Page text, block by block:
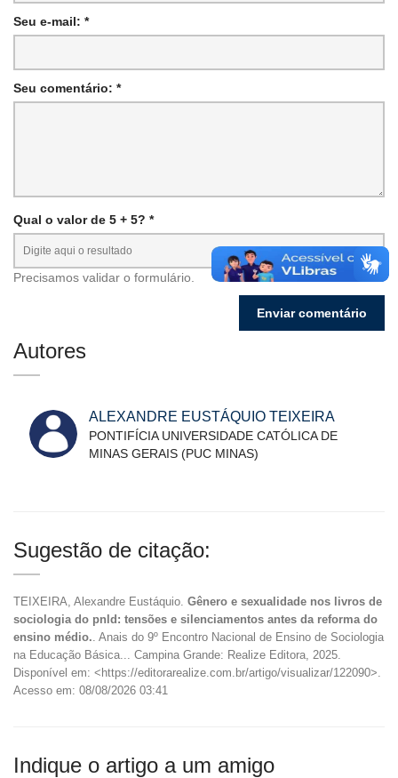
Seu e-mail: *
Seu comentário: *
Qual o valor de 5 + 5? *
Precisamos validar o formulário.
Autores
ALEXANDRE EUSTÁQUIO TEIXEIRA
PONTIFÍCIA UNIVERSIDADE CATÓLICA DE
MINAS GERAIS (PUC MINAS)
Sugestão de citação:
TEIXEIRA, Alexandre Eustáquio. Gênero e sexualidade nos livros de
sociologia do pnld: tensões e silenciamentos antes da reforma do
ensino médio. . Anais do 9º Encontro Nacional de Ensino de Sociologia
na Educação Básica... Campina Grande: Realize Editora, 2025.
Disponível em: <https://editorarealize.com.br/artigo/visualizar/122090>.
Acesso em: 08/08/2026 03:41
Indique o artigo a um amigo